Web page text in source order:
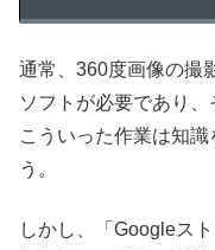
通常、360度画像の撮
ソフトが必要であり、
こういった作業は知
う。
しかし、「Googleス